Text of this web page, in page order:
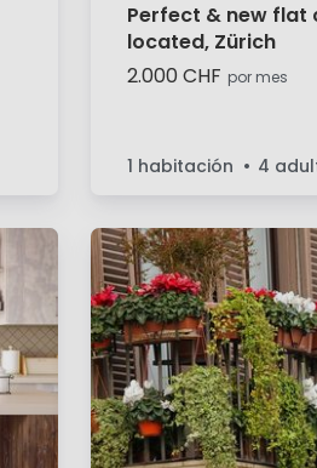
Perfect & new flat
located, Zürich
2.000 CHF por mes
1 habitación 4